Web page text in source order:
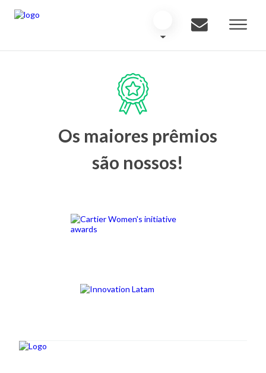
Os maiores prêmios
são nossos!